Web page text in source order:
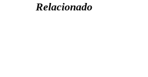
Relacionado